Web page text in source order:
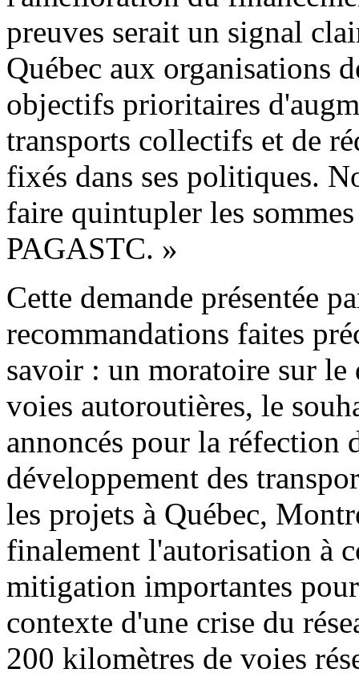
preuves serait un signal
Québec aux organisations
objectifs prioritaires
transports collectifs et de
fixés dans ses politiques.
faire quintupler les
PAGASTC. »
Cette demande présentée
recommandations faites
savoir : un moratoire sur le
voies autoroutières, le
annoncés pour la réfection
développement des
les projets à Québec,
finalement l'autorisation à
mitigation importantes
contexte d'une crise du
200 kilomètres de voies